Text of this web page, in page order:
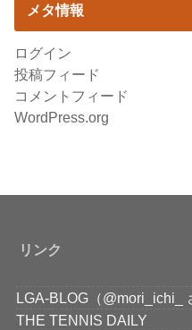
メタ情報
ログイン
投稿フィード
コメントフィード
WordPress.org
リンク
LGA-BLOG（@mori_ichi_
THE TENNIS DAILY